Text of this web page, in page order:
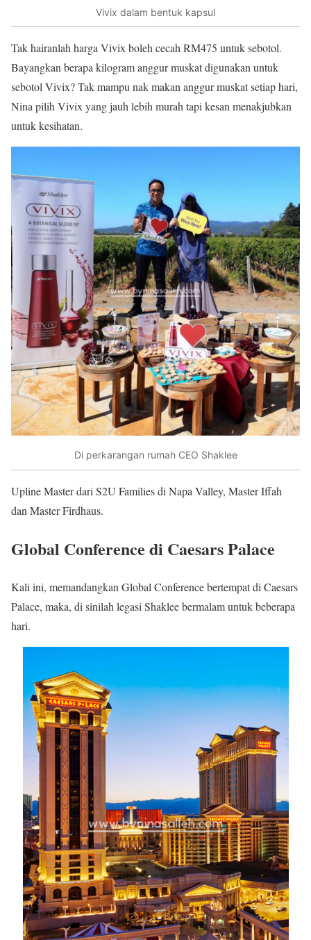
Vivix dalam bentuk kapsul
Tak hairanlah harga Vivix boleh cecah RM475 untuk sebotol.
Bayangkan berapa kilogram anggur muskat digunakan untuk
sebotol Vivix? Tak mampu nak makan anggur muskat setiap hari,
Nina pilih Vivix yang jauh lebih murah tapi kesan menakjubkan
untuk kesihatan.
Di perkarangan rumah CEO Shaklee
Upline Master dari S2U Families di Napa Valley, Master Iffah
dan Master Firdhaus.
Global Conference di Caesars Palace
Kali ini, memandangkan Global Conference bertempat di Caesars
Palace, maka, di sinilah legasi Shaklee bermalam untuk beberapa
hari.